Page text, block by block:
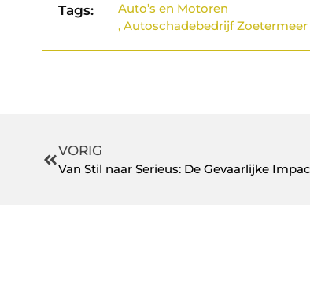
Tags:
Auto’s en Motoren
,Autoschadebedrijf Zoetermeer
VORIG